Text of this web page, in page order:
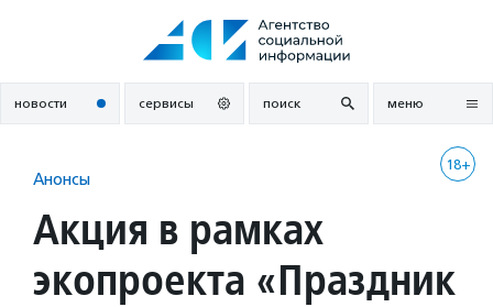
новости сервисы поиск меню
18+
Анонсы
Акция в рамках
экопроекта «Праздник